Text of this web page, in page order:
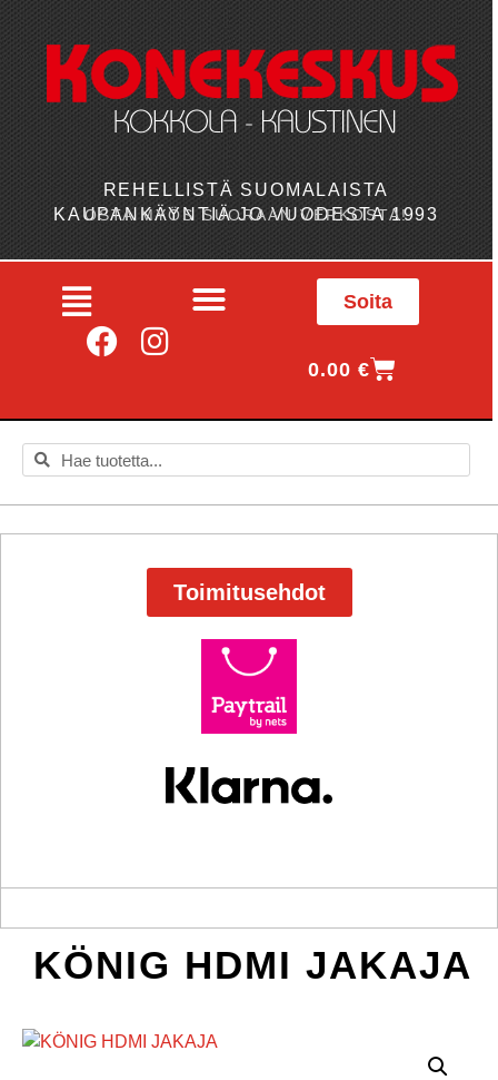
REHELLISTÄ SUOMALAISTA
KAUPANKÄYNTIÄ JO VUODESTA 1993
OSTA MYÖS SUORAAN VERKOSTA!
Soita
0.00€
Toimitusehdot
KÖNIG HDMI JAKAJA